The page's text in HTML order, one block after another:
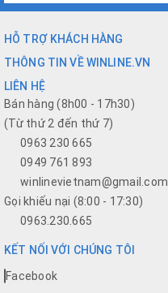
HỖ TRỢ KHÁCH HÀNG
THÔNG TIN VỀ WINLINE.VN
LIÊN HỆ
Bán hàng (8h00 - 17h30)
(Từ thứ 2 đến thứ 7)
0963 230 665
0949 761 893
winlinevietnam@gmail.com
Gọi khiếu nại (8:00 - 17:30)
0963.230.665
KẾT NỐI VỚI CHÚNG TÔI
Facebook